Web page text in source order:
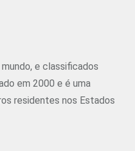
e classificados
em 2000 e é uma
residentes nos Estados